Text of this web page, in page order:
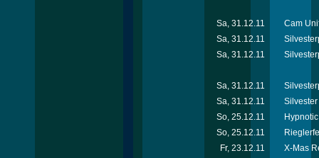
Sa, 31.12.11
Cam
Sa, 31.12.11
Sa, 31.12.11
Sa, 31.12.11
Sa, 31.12.11
So, 25.12.11
So, 25.12.11
Fr, 23.12.11
X-Mas